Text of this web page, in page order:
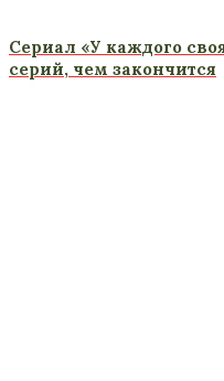
Сериал «У каждого
серий, чем закончится